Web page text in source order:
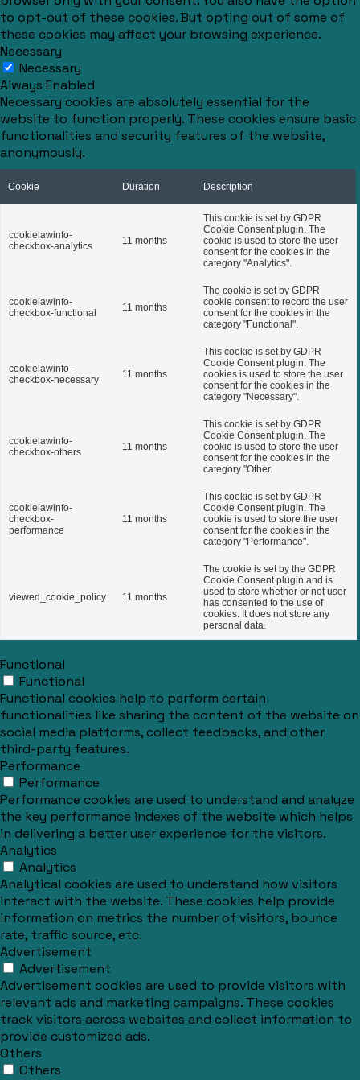
to opt-out of these cookies. But opting out of some of
these cookies may affect your browsing experience.
Necessary
Necessary
Always Enabled
Necessary cookies are absolutely essential for the
website to function properly. These cookies ensure basic
functionalities and security features of the website,
anonymously.
Cookie Duration Description
cookielawinfo-
checkbox-analytics
11 months
This cookie is set by GDPR
Cookie Consent plugin. The
cookie is used to store the user
consent for the cookies in the
category "Analytics".
cookielawinfo-
checkbox-functional
11 months
The cookie is set by GDPR
cookie consent to record the user
consent for the cookies in the
category "Functional".
cookielawinfo-
checkbox-necessary
11 months
This cookie is set by GDPR
Cookie Consent plugin. The
cookies is used to store the user
consent for the cookies in the
category "Necessary".
cookielawinfo-
checkbox-others
11 months
This cookie is set by GDPR
Cookie Consent plugin. The
cookie is used to store the user
consent for the cookies in the
category "Other.
cookielawinfo-
checkbox-
performance
11 months
This cookie is set by GDPR
Cookie Consent plugin. The
cookie is used to store the user
consent for the cookies in the
category "Performance".
viewed_cookie_policy 11 months
The cookie is set by the GDPR
Cookie Consent plugin and is
used to store whether or not user
has consented to the use of
cookies. It does not store any
personal data.
Functional
Functional
Functional cookies help to perform certain
functionalities like sharing the content of the website on
social media platforms, collect feedbacks, and other
third-party features.
Performance
Performance
Performance cookies are used to understand and analyze
the key performance indexes of the website which helps
in delivering a better user experience for the visitors.
Analytics
Analytics
Analytical cookies are used to understand how visitors
interact with the website. These cookies help provide
information on metrics the number of visitors, bounce
rate, traffic source, etc.
Advertisement
Advertisement
Advertisement cookies are used to provide visitors with
relevant ads and marketing campaigns. These cookies
track visitors across websites and collect information to
provide customized ads.
Others
Others